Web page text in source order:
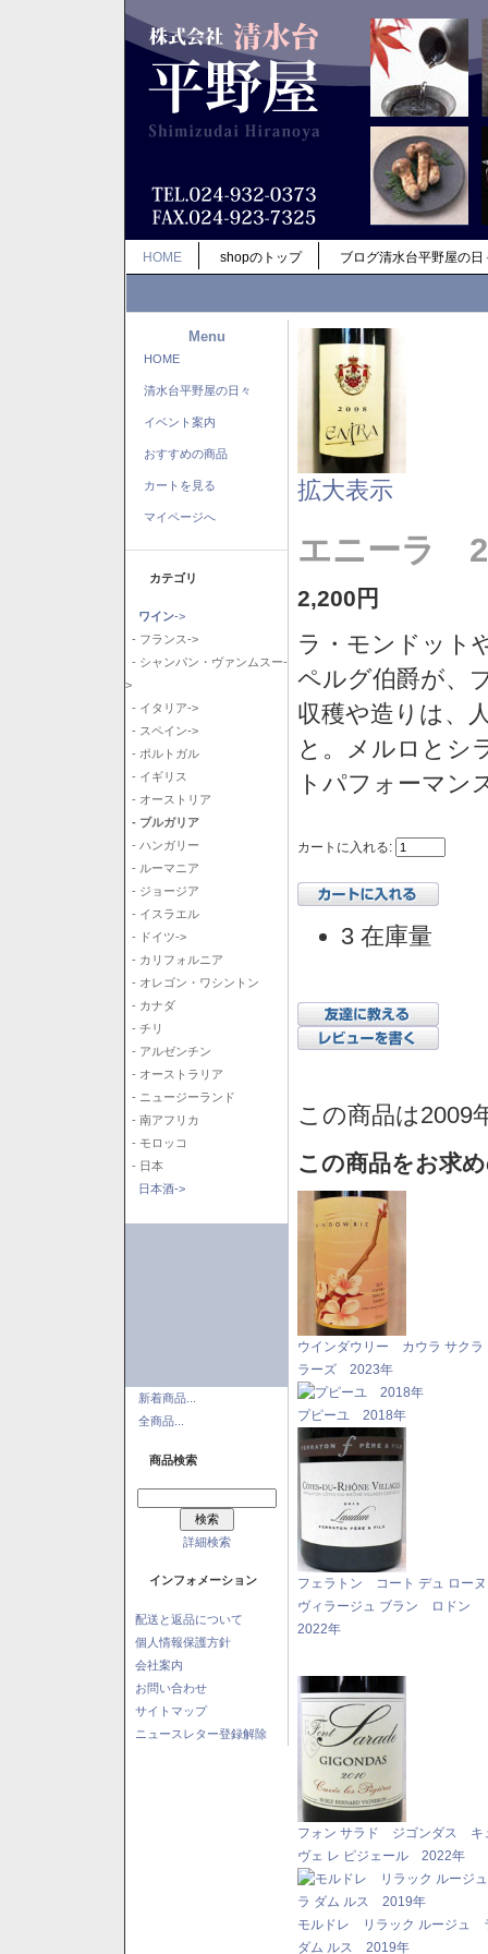
HOME shopのトップ ブログ清水台平野屋の日
Menu
HOME
清水台平野屋の日々
イベント案内
おすすめの商品
カートを見る
マイページへ
カテゴリ
ワイン->
- フランス->
- シャンパン・ヴァンムスー-
>
- イタリア->
- スペイン->
- ポルトガル
- イギリス
- オーストリア
- ブルガリア
- ハンガリー
- ルーマニア
- ジョージア
- イスラエル
- ドイツ->
- カリフォルニア
- オレゴン・ワシントン
- カナダ
- チリ
- アルゼンチン
- オーストラリア
- ニュージーランド
- 南アフリカ
- モロッコ
- 日本
日本酒->
新着商品...
全商品...
商品検索
詳細検索
インフォメーション
配送と返品について
個人情報保護方針
会社案内
お問い合わせ
サイトマップ
ニュースレター登録解除
拡大表示
エニーラ
2,200円
ラ・モンドット
ペルグ伯爵が、
収穫や造りは、
と。メルロとシ
トパフォーマン
カートに入れる:
3 在庫量
この商品は2009
この商品をお求
ウインダウリー カウラ サクラ
ラーズ 2023年
プピーユ 2018年
フェラトン コート デュ ロー
ヴィラージュ ブラン ロドン
2022年
フォン サラド ジゴンダス キ
ヴェ レ ピジェール 2022年
モルドレ リラック ルージュ
ダム ルス 2019年